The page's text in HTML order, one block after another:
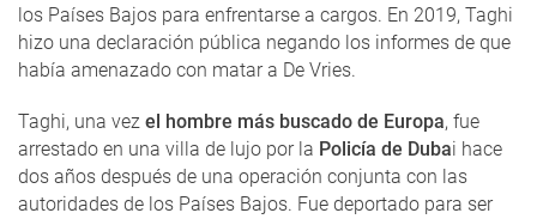
los Países Bajos para enfrentarse a cargos. En 2019, Taghi
hizo una declaración pública negando los informes de que
había amenazado con matar a De Vries.
Taghi, una vez el hombre más buscado de Europa, fue
arrestado en una villa de lujo por la Policía de Dubai hace
dos años después de una operación conjunta con las
autoridades de los Países Bajos. Fue deportado para ser